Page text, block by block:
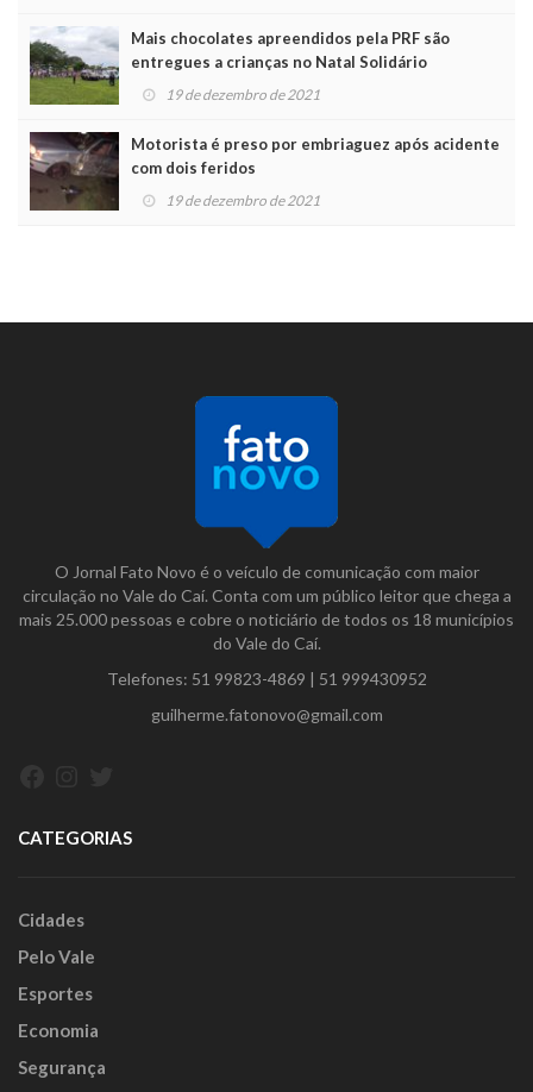
Mais chocolates apreendidos pela PRF são
entregues a crianças no Natal Solidário
19 de dezembro de 2021
Motorista é preso por embriaguez após acidente
com dois feridos
19 de dezembro de 2021
O Jornal Fato Novo é o veículo de comunicação com maior
circulação no Vale do Caí. Conta com um público leitor que chega a
mais 25.000 pessoas e cobre o noticiário de todos os 18 municípios
do Vale do Caí.
Telefones: 51 99823-4869 | 51 999430952
guilherme.fatonovo@gmail.com
CATEGORIAS
Cidades
Pelo Vale
Esportes
Economia
Segurança